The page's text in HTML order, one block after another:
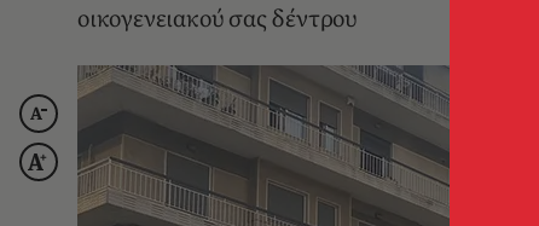
οικογενειακού σας δέντρου